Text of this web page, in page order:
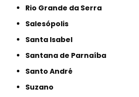
Rio Grande da Serra
Salesópolis
Santa Isabel
Santana de Parnaíba
Santo André
Suzano